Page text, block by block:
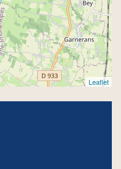
Leaflet